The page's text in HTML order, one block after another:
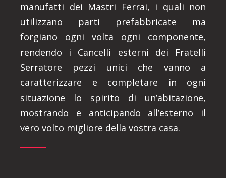
manufatti dei Mastri Ferrai, i quali non
utilizzano parti prefabbricate ma
forgiano ogni volta ogni componente,
rendendo i Cancelli esterni dei Fratelli
Serratore pezzi unici che vanno a
caratterizzare e completare in ogni
situazione lo spirito di un’abitazione,
mostrando e anticipando all’esterno il
vero volto migliore della vostra casa.